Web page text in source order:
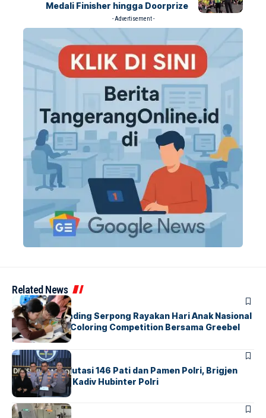
Medali Finisher hingga Doorprize
- Advertisement -
Related News
BERITAINDEX
Atria Hotel Gading Serpong Rayakan Hari Anak Nasional
Lewat Family Coloring Competition Bersama Greebel
Indonesia
BERITA
Mabes Polri Mutasi 146 Pati dan Pamen Polri, Brigjen
Untung Jabat Kadiv Hubinter Polri
BANDARABERITA